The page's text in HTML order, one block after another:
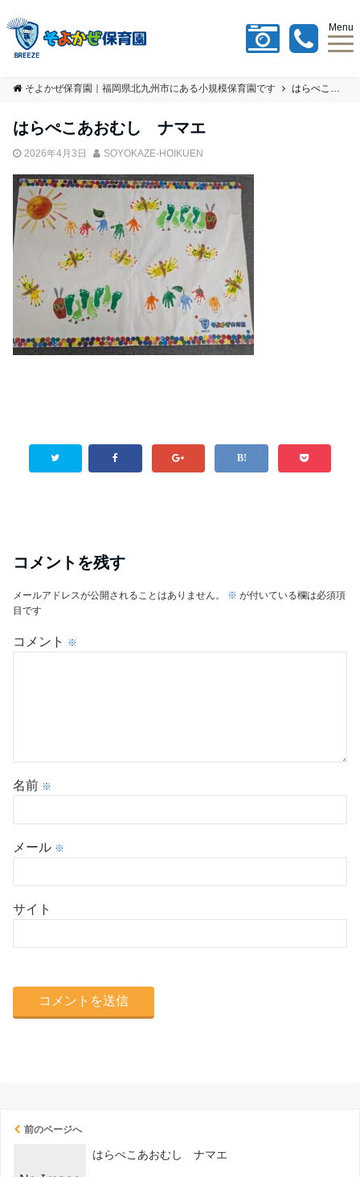
Menu
そよかぜ保育園｜福岡県北九州市にある小規模保育園です はらぺこあおむし ナマエ
はらぺこあおむし ナマエ
2026年4月3日 SOYOKAZE-HOIKUEN
コメントを残す
メールアドレスが公開されることはありません。 ※ が付いている欄は必須項
目です
コメント ※
名前 ※
メール ※
サイト
前のページへ
はらぺこあおむし ナマエ